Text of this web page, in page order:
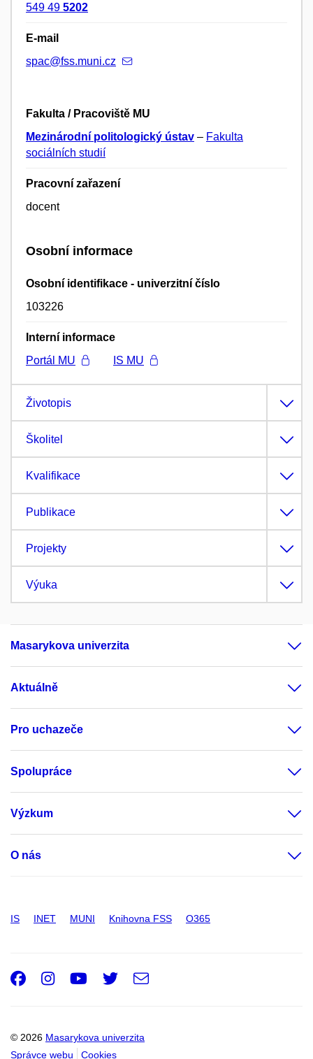
549 49 5202
E-mail
spac@fss.muni.cz
Fakulta / Pracoviště MU
Mezinárodní politologický ústav – Fakulta
sociálních studií
Pracovní zařazení
docent
Osobní informace
Osobní identifikace - univerzitní číslo
103226
Interní informace
Portál MU
IS MU
Životopis
Školitel
Kvalifikace
Publikace
Projekty
Výuka
Masarykova univerzita
Aktuálně
Pro uchazeče
Spolupráce
Výzkum
O nás
IS INET MUNI Knihovna FSS O365
© 2026 Masarykova univerzita
Správce webu
Cookies
Facebook
Instagram
Youtube
Twitter
e-